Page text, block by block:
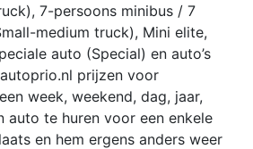
7-persoons minibus / 7
medium truck), Mini elite,
auto (Special) en auto’s
prijzen voor
week, weekend, dag, jaar,
auto te huren voor een enkele
en hem ergens anders weer